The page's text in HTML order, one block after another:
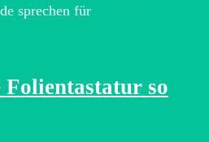
sprechen für
so